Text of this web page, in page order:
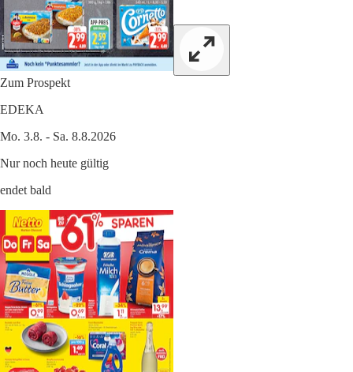
Zum Prospekt
EDEKA
Mo. 3.8. - Sa. 8.8.2026
Nur noch heute gültig
endet bald